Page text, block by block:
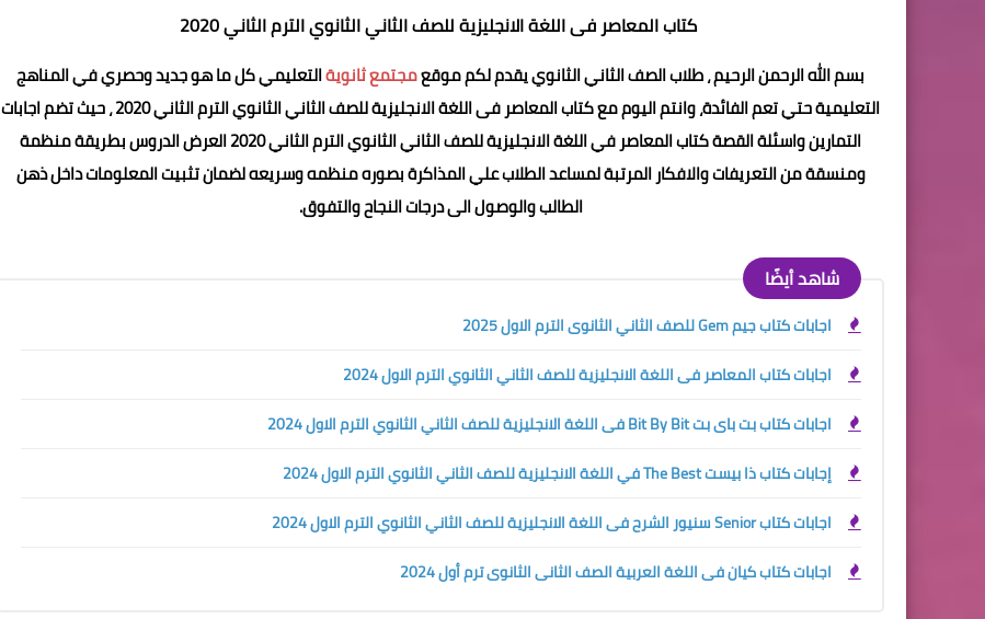
كتاب المعاصر فى اللغة الانجليزيةللصف الثاني الثانوي الترم الثاني 2020
بسم الله الرحمن الرحيم ، طلاب الصف الثاني الثانوي يقدم لكم موقعمجتمع ثانويةالتعليمي كل ما هو جديد وحصري في المناهج
التعليمية حتي تعم الفائدة، وانتم اليوم معكتاب المعاصر فى اللغة الانجليزيةللصف الثاني الثانوي الترم الثاني 2020
، حيث تضم اجابات
التمارين واسئلة القصة كتاب المعاصر في اللغة الانجليزية للصف الثاني الثانوي الترم الثاني 2020 العرض الدروس بطريقة منظمة
ومنسقة من التعريفات والافكار المرتبة لمساعد الطلاب علي المذاكرة بصوره منظمه وسريعه لضمان تثبيت المعلومات داخل ذهن
الطالب والوصول الى درجات النجاح والتفوق.
شاهد أيضًا
اجابات كتاب جيم Gem للصف الثاني الثانوى الترم الاول 2025
اجابات كتاب المعاصر فى اللغة الانجليزية للصف الثاني الثانوي الترم الاول 2024
اجابات كتاب بت باى بت Bit By Bit فى اللغة الانجليزية للصف الثاني الثانوي الترم الاول 2024
إجابات كتاب ذا بيست The Best في اللغة الانجليزية للصف الثاني الثانوي الترم الاول 2024
اجابات كتاب Senior سنيور الشرح فى اللغة الانجليزية للصف الثاني الثانوي الترم الاول 2024
اجابات كتاب كيان فى اللغة العربية الصف الثانى الثانوى ترم أول 2024